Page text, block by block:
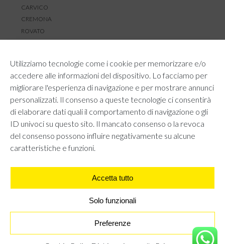
Utilizziamo tecnologie come i cookie per memorizzare e/o
accedere alle informazioni del dispositivo. Lo facciamo per
migliorare l'esperienza di navigazione e per mostrare annunci
personalizzati. Il consenso a queste tecnologie ci consentirà
di elaborare dati quali il comportamento di navigazione o gli
ID univoci su questo sito. Il mancato consenso o la revoca
del consenso possono influire negativamente su alcune
caratteristiche e funzioni.
Accetta tutto
Solo funzionali
Preferenze
STIVALI AL GINOCCHIO STILE BIKER - NERO
0,00
CARVICO
CREMONA
ROVATO
RESI E RIMBORSI
REGOLAMENTO LOYALTY
CONTATTACI
PRIVACY POLICY COOKIE POLICY
UNI GRUPPO S.R.L - Viale Angelo Filippetti 24, 20122 Milano.
All right reserved P.IVA 10405840967